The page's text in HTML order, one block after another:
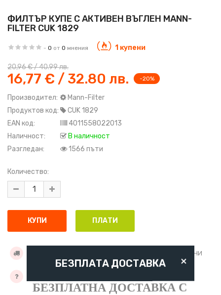
ФИЛТЪР КУПЕ С АКТИВЕН ВЪГЛЕН MANN-
FILTER CUK 1829
- 0 от 0 мнения 1 купени
16,77 € / 32.80 лв. -20%
20,96 € / 40.99 лв.
Производител:
Mann-Filter
Продуктов код:
CUK 1829
EAN код:
4011558022013
Наличност:
В наличност
Разгледан:
1566 пъти
Количество:
ДОБАВИ КЪМ ЖЕЛАНИ
БЕЗПЛАТА ДОСТАВКА ×
БЕЗПЛАТНА ДОСТАВКА С